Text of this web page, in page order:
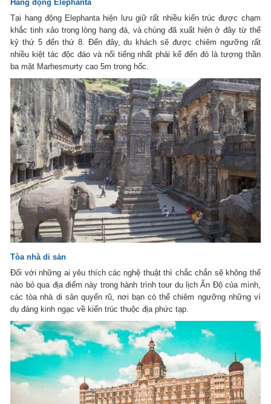
Hang động Elephanta
Tại hang động Elephanta hiện lưu giữ rất nhiều kiến trúc được chạm
khắc tinh xảo trong lòng hang đá, và chúng đã xuất hiện ở đây từ thế
kỷ thứ 5 đến thứ 8. Đến đây, du khách sẽ được chiêm ngưỡng rất
nhiều kiệt tác độc đáo và nổi tiếng nhất phải kể đến đó là tượng thần
ba mặt Marhesmurty cao 5m trong hốc.
Tòa nhà di sản
Đối với những ai yêu thích các nghệ thuật thì chắc chắn sẽ không thể
nào bỏ qua địa điểm này trong hành trình tour du lịch Ấn Độ của mình,
các tòa nhà di sản quyến rũ, nơi bạn có thể chiêm ngưỡng những ví
dụ đáng kinh ngạc về kiến ​​trúc thuộc địa phức tạp.